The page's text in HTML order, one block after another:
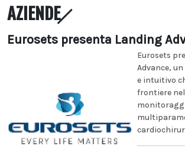
AZIENDE
Eurosets presenta Landing
Eurosets
Advance,
e intuitivo
frontiere